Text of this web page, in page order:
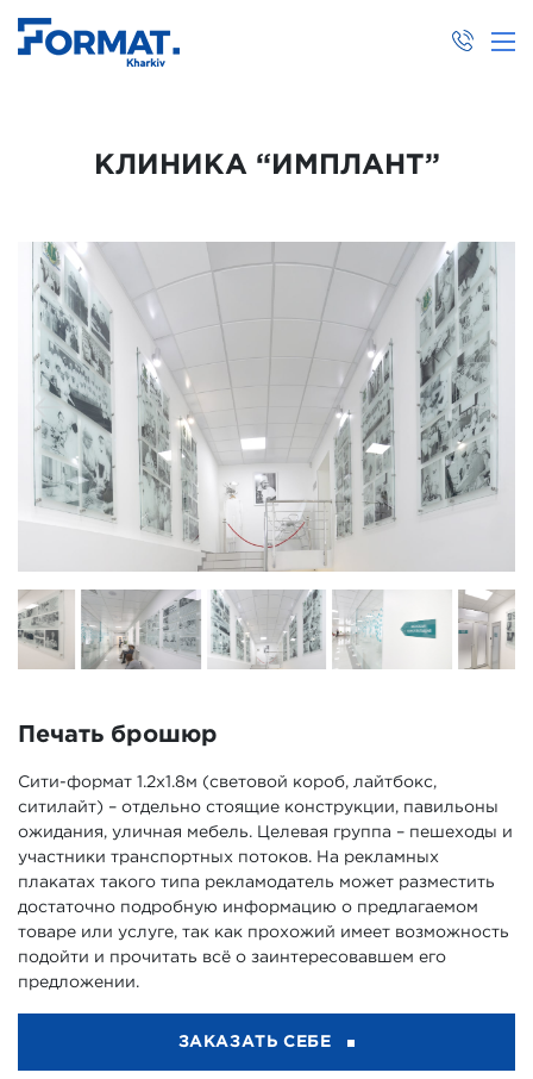
КЛИНИКА “ИМПЛАНТ”
Печать брошюр
Сити-формат 1.2х1.8м (световой короб, лайтбокс,
ситилайт) – отдельно стоящие конструкции, павильоны
ожидания, уличная мебель. Целевая группа – пешеходы и
участники транспортных потоков. На рекламных
плакатах такого типа рекламодатель может разместить
достаточно подробную информацию о предлагаемом
товаре или услуге, так как прохожий имеет возможность
подойти и прочитать всё о заинтересовавшем его
предложении.
ЗАКАЗАТЬ СЕБЕ